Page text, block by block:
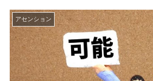
アセンション